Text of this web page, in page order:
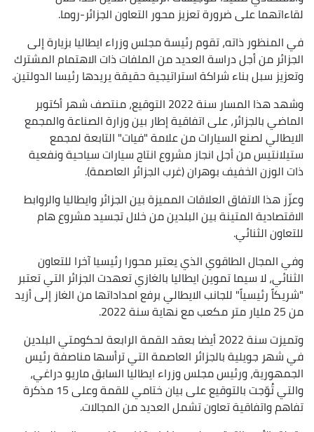
لقاءاتهما على ضرورة تعزيز محور التعاون الجزائر-روما.
في المنظور ذاته، تقوم رئيسة مجلس وزراء ايطاليا بزيارة إلى
الجزائر من أجل دراسة العديد من الملفات ذات الاهتمام المشترك
وتعزيز سبل بناء شراكة استراتيجية حقيقة يريدها رئيسا الدولتين.
وشهد هذا المسار سنة 2022 التوقيع، منتصف شهر أكتوبر
الماضي بالجزائر، على اتفاقية إطار بين وزارة الصناعة والمجمع
الايطالي لصنع السيارات من علامة "فيات" التابعة لمجمع
ستيلانتيس من أجل انجاز مشروع انتاج سيارات سياحية ونفعية
ذات الوزن الخفيف بوهران (غرب الجزائر العاصمة).
وعزّز هذا الاتفاق العلاقات المميزة بين الجزائر وايطاليا والروابط
الاقتصادية المتينة بين البلدين من خلال تجسيد مشروع هام
للتعاون الثنائي.
وفي المجال الطاقوي الذي يعتبر محورا رئيسيا آخرا للتعاون
الثنائي، لا سيما تموين ايطاليا بالغازي تعهدت الجزائر التي تعتبر
"شريكاً رئيسياً" للجانب الايطالي برفع امداداتها من الغاز إلى أزيد
من 25 مليار متر مكعب مع نهاية سنة 2022.
وتميزت سنة 2022 أيضا بعقد القمة الرابعة لحكومتي البلدين
في شهر جويلية بالجزائر العاصمة التي ترأسها مناصفة رئيس
الجمهورية، ورئيس مجلس وزراء ايطاليا السابق ماريو دراغي،
والتي تُوّجت بالتوقيع على بيان ختامي للقمة وعلى 15 مذكرة
تفاهم واتفاقية تعاون تشمل العديد من المجالات.